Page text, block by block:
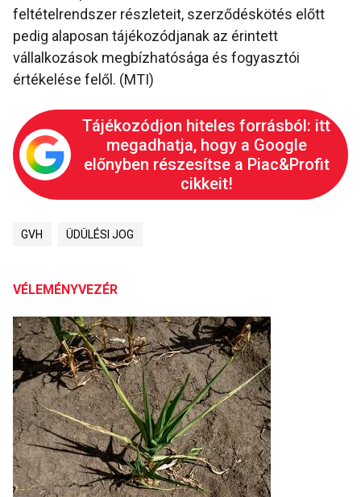
feltételrendszer részleteit, szerződéskötés előtt
pedig alaposan tájékozódjanak az érintett
vállalkozások megbízhatósága és fogyasztói
értékelése felől. (MTI)
Tájékozódjon hiteles forrásból: itt
megadhatja, hogy a Google
előnyben részesítse a Piac&Profit
cikkeit!
GVH ÜDÜLÉSI JOG
VÉLEMÉNYVEZÉR